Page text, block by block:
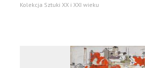
Kolekcja Sztuki XX i XXI wieku